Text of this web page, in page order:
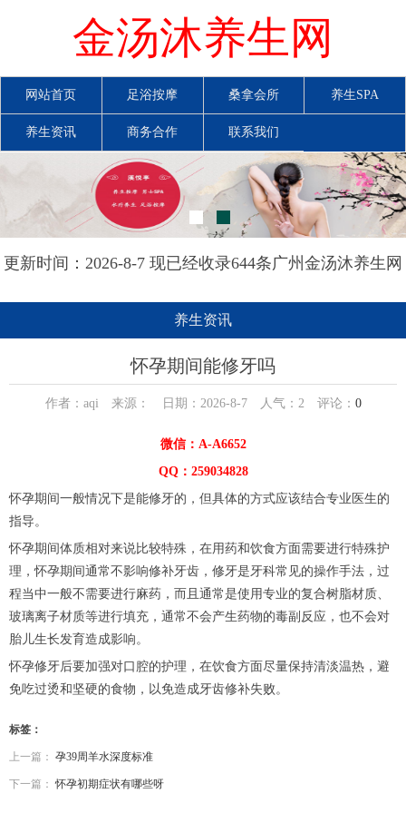
金汤沐养生网
网站首页 足浴按摩 桑拿会所 养生SPA
养生资讯 商务合作 联系我们
更新时间：2026-8-7 现已经收录644条广州金汤沐养生网
养生资讯
怀孕期间能修牙吗
作者：aqi 来源： 日期：2026-8-7 人气： 2评论： 0
微信：A-A6652
QQ：259034828
怀孕期间一般情况下是能修牙的，但具体的方式应该结合专业医生的
指导。
怀孕期间体质相对来说比较特殊，在用药和饮食方面需要进行特殊护
理，怀孕期间通常不影响修补牙齿，修牙是牙科常见的操作手法，过
程当中一般不需要进行麻药，而且通常是使用专业的复合树脂材质、
玻璃离子材质等进行填充，通常不会产生药物的毒副反应，也不会对
胎儿生长发育造成影响。
怀孕修牙后要加强对口腔的护理，在饮食方面尽量保持清淡温热，避
免吃过烫和坚硬的食物，以免造成牙齿修补失败。
标签：
上一篇： 孕39周羊水深度标准
下一篇：怀孕初期症状有哪些呀